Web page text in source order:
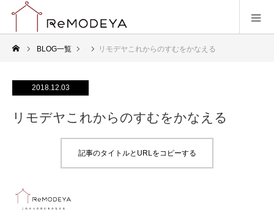
BLOG一覧 リモデヤこれからのすむをかなえる
2018.12.03
リモデヤこれからのすむをかなえる
記事のタイトルとURLをコピーする